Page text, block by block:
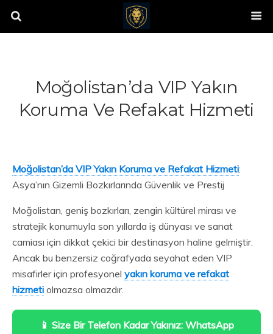
Moğolistan’da VIP Yakın
Koruma Ve Refakat Hizmeti
Moğolistan’da VIP Yakın Koruma ve Refakat Hizmeti:
Asya’nın Gizemli Bozkırlarında Güvenlik ve Prestij
Moğolistan, geniş bozkırları, zengin kültürel mirası ve
stratejik konumuyla son yıllarda iş dünyası ve sanat
camiası için dikkat çekici bir destinasyon haline gelmiştir.
Ancak bu benzersiz coğrafyada seyahat eden VIP
misafirler için profesyonel yakın koruma ve refakat
hizmeti olmazsa olmazdır.
📱 Size Bir Telefon Kadar Yakınız: WhatsApp